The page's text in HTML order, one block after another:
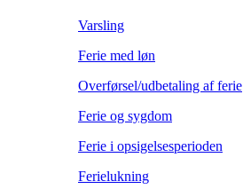
Varsling
Ferie med løn
Overførsel/udbetaling af ferie
Ferie og sygdom
Ferie i opsigelsesperioden
Ferielukning